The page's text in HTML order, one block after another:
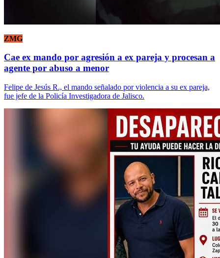
ZMG
Cae ex mando por agresión a ex pareja y procesan a
agente por abuso a menor
Felipe de Jesús R., el mando señalado por violencia a su ex pareja,
fue jefe de la Policía Investigadora de Jalisco.